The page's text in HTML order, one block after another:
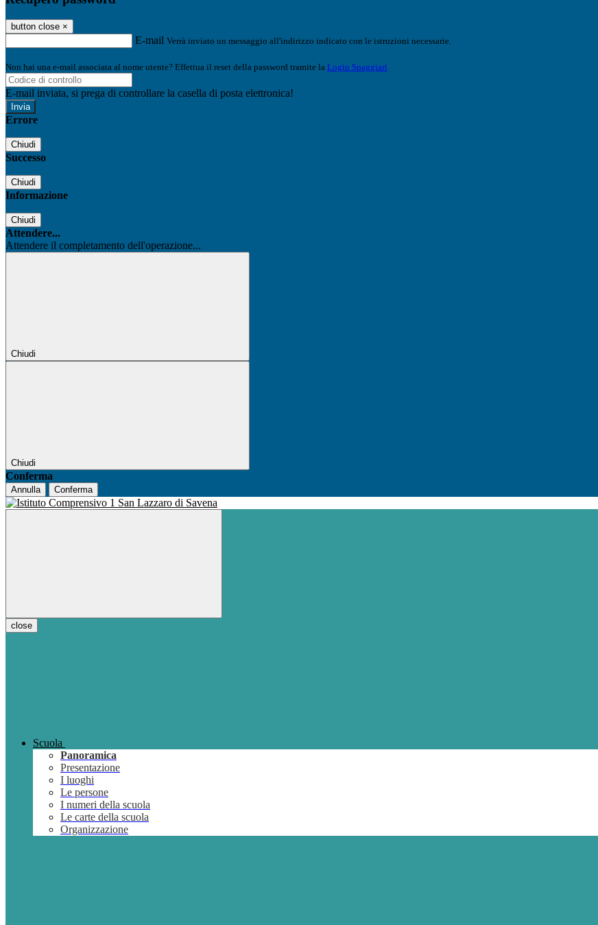
button close ×
E-mail Verrà inviato un messaggio all'indirizzo indicato con le istruzioni necessarie.
Non hai una e-mail associata al nome utente? Effettua il reset della password tramite la Login Spaggiari
E-mail inviata, si prega di controllare la casella di posta elettronica!
Errore
Chiudi
Successo
Chiudi
Informazione
Chiudi
Attendere...
Attendere il completamento dell'operazione...
Chiudi
Chiudi
Conferma
Annulla Conferma
close
Scuola
Panoramica
Presentazione
I luoghi
Le persone
I numeri della scuola
Le carte della scuola
Organizzazione